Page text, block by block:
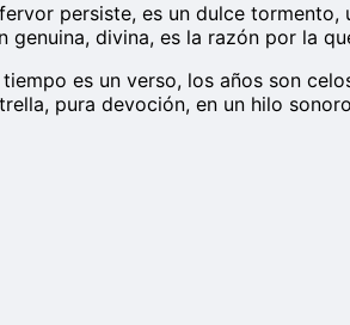
persiste, es un dulce
divina, es la razón por la
es un verso, los años son
pura devoción, en un hilo